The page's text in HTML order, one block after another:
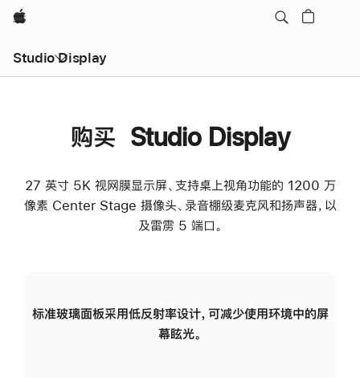
Apple
Studio Display
购买 Studio Display
27 英寸 5K 视网膜显示屏、支持桌上视角功能的 1200 万
像素 Center Stage 摄像头、录音棚级麦克风和扬声器，以
及雷雳 5 端口。
标准玻璃面板采用低反射率设计，可减少使用环境中的屏
幕眩光。